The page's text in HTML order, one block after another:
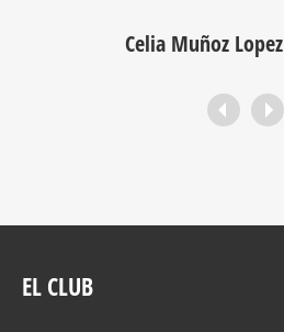
Celia Muñoz Lopez
EL CLUB